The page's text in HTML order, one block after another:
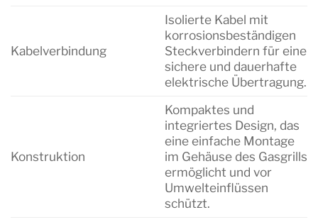
Kabelverbindung
Isolierte Kabel mit
korrosionsbeständigen
Steckverbindern für eine
sichere und dauerhafte
elektrische Übertragung.
Konstruktion
Kompaktes und
integriertes Design, das
eine einfache Montage
im Gehäuse des Gasgrills
ermöglicht und vor
Umwelteinflüssen
schützt.